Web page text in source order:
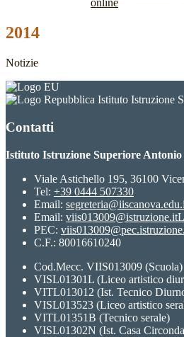
online
2014
Notizie
Istituto Istruzione
Contatti
Istituto Istruzione Superiore Antonio
Viale Astichello 195, 36100
Tel: +39 0444 507330
Email:
Email: viis013009@istruzione.it
PEC:
C.F.: 80016610240
Cod.Mecc. VIIS013009 (Scuola)
VISL01301L (Liceo artistico
VITL013012 (Ist. Tecnico
VISL013523 (Liceo artistico
VITL01351B (Tecnico serale)
VISL01302N (Ist. Casa